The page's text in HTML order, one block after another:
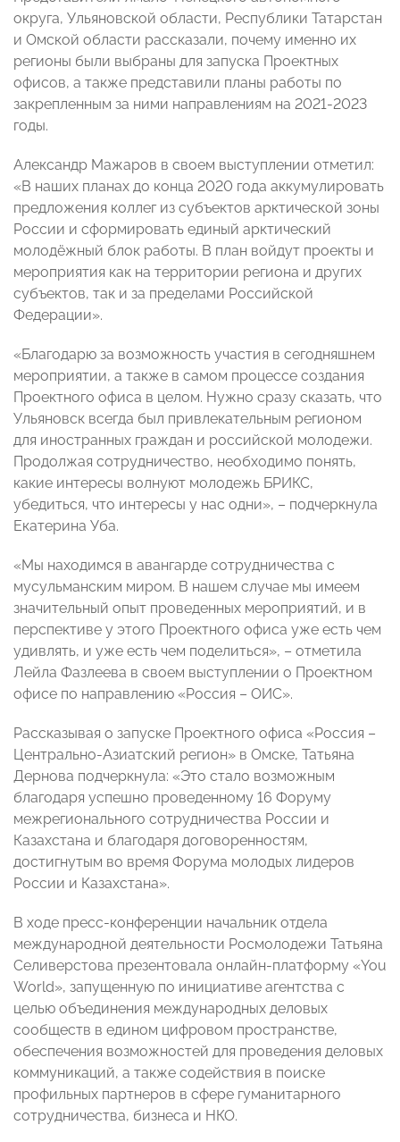
округа, Ульяновской области, Республики Татарстан
и Омской области рассказали, почему именно их
регионы были выбраны для запуска Проектных
офисов, а также представили планы работы по
закрепленным за ними направлениям на 2021-2023
годы.
Александр Мажаров в своем выступлении отметил:
«В наших планах до конца 2020 года аккумулировать
предложения коллег из субъектов арктической зоны
России и сформировать единый арктический
молодёжный блок работы. В план войдут проекты и
мероприятия как на территории региона и других
субъектов, так и за пределами Российской
Федерации».
«Благодарю за возможность участия в сегодняшнем
мероприятии, а также в самом процессе создания
Проектного офиса в целом. Нужно сразу сказать, что
Ульяновск всегда был привлекательным регионом
для иностранных граждан и российской молодежи.
Продолжая сотрудничество, необходимо понять,
какие интересы волнуют молодежь БРИКС,
убедиться, что интересы у нас одни», – подчеркнула
Екатерина Уба.
«Мы находимся в авангарде сотрудничества с
мусульманским миром. В нашем случае мы имеем
значительный опыт проведенных мероприятий, и в
перспективе у этого Проектного офиса уже есть чем
удивлять, и уже есть чем поделиться», – отметила
Лейла Фазлеева в своем выступлении о Проектном
офисе по направлению «Россия – ОИС».
Рассказывая о запуске Проектного офиса «Россия –
Центрально-Азиатский регион» в Омске, Татьяна
Дернова подчеркнула: «Это стало возможным
благодаря успешно проведенному 16 Форуму
межрегионального сотрудничества России и
Казахстана и благодаря договоренностям,
достигнутым во время Форума молодых лидеров
России и Казахстана».
В ходе пресс-конференции начальник отдела
международной деятельности Росмолодежи Татьяна
Селиверстова презентовала онлайн-платформу «You
World», запущенную по инициативе агентства с
целью объединения международных деловых
сообществ в едином цифровом пространстве,
обеспечения возможностей для проведения деловых
коммуникаций, а также содействия в поиске
профильных партнеров в сфере гуманитарного
сотрудничества, бизнеса и НКО.